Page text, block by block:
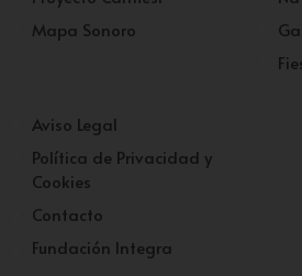
Mapa Sonoro
Aviso Legal
Política de Privacidad y
Cookies
Contacto
Fundación Integra